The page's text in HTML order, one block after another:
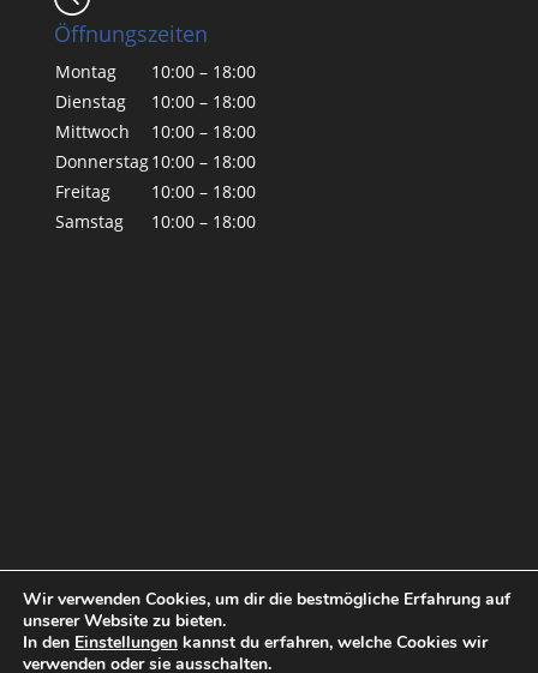
Öffnungszeiten
Montag
10:00 – 18:00
Dienstag
10:00 – 18:00
Mittwoch
10:00 – 18:00
Donnerstag10:00 – 18:00
Freitag
10:00 – 18:00
Samstag
10:00 – 18:00
© by Tina Blue 2019 Impressum
Wir verwenden Cookies, um dir die bestmögliche Erfahrung auf
unserer Website zu bieten.
In den Einstellungen kannst du erfahren, welche Cookies wir
verwenden oder sie ausschalten.